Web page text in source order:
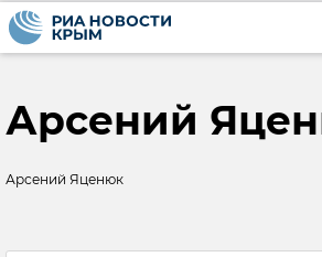
Арсений
Арсений Яценюк